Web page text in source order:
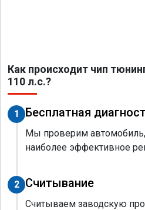
Как происходит чип
110 л.с.?
1 Бесплатная
Мы проверим
наиболее эффективное
2 Считывание
Считываем заводскую